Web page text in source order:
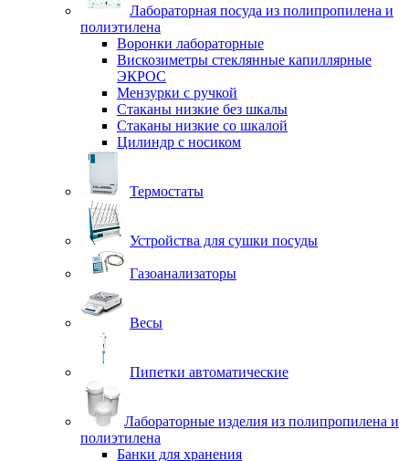
Лабораторная посуда из полипропилена и
полиэтилена
Воронки лабораторные
Вискозиметры стеклянные капиллярные
ЭКРОС
Мензурки с ручкой
Стаканы низкие без шкалы
Стаканы низкие со шкалой
Цилиндр с носиком
Термостаты
Устройства для сушки посуды
Газоанализаторы
Весы
Пипетки автоматические
Лабораторные изделия из полипропилена и
полиэтилена
Банки для хранения